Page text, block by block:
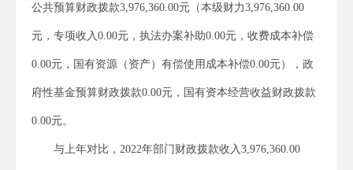
公共预算财政拨款3,976,360.00元（本级财力3,976,360.00
元，专项收入0.00元，执法办案补助0.00元，收费成本补偿
0.00元，国有资源（资产）有偿使用成本补偿0.00元），政
府性基金预算财政拨款0.00元，国有资本经营收益财政拨款
0.00元。
与上年对比，2022年部门财政拨款收入3,976,360.00